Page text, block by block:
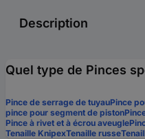
Description
Quel type de Pinces
Pince de serrage de tuyauPince
pince pour segment de piston
Pince à rivet et à écrou aveugle
Tenaille KnipexTenaille russe